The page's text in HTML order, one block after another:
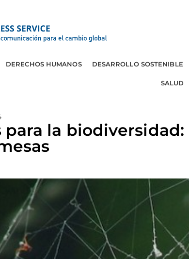
DERECHOS HUMANOS DESARROLLO SOSTENIBLE
SALUD
para la